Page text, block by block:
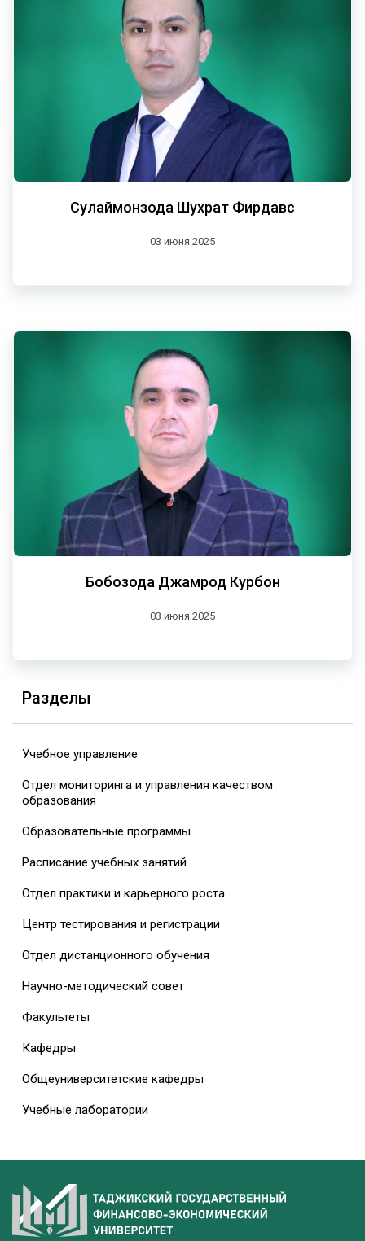
Сулаймонзода Шухрат Фирдавс
03 июня 2025
Бобозода Джамрод Курбон
03 июня 2025
Разделы
Учебное управление
Отдел мониторинга и управления качеством
образования
Образовательные программы
Расписание учебных занятий
Отдел практики и карьерного роста
Центр тестирования и регистрации
Отдел дистанционного обучения
Научно-методический совет
Факультеты
Кафедры
Общеуниверситетские кафедры
Учебные лаборатории